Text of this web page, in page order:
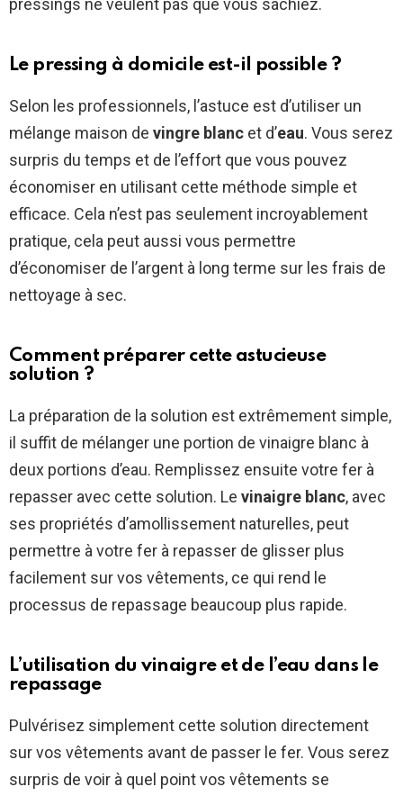
pressings ne veulent pas que vous sachiez.
Le pressing à domicile est-il possible ?
Selon les professionnels, l’astuce est d’utiliser un
mélange maison de vingre blanc et d’eau. Vous serez
surpris du temps et de l’effort que vous pouvez
économiser en utilisant cette méthode simple et
efficace. Cela n’est pas seulement incroyablement
pratique, cela peut aussi vous permettre
d’économiser de l’argent à long terme sur les frais de
nettoyage à sec.
Comment préparer cette astucieuse
solution ?
La préparation de la solution est extrêmement simple,
il suffit de mélanger une portion de vinaigre blanc à
deux portions d’eau. Remplissez ensuite votre fer à
repasser avec cette solution. Le vinaigre blanc, avec
ses propriétés d’amollissement naturelles, peut
permettre à votre fer à repasser de glisser plus
facilement sur vos vêtements, ce qui rend le
processus de repassage beaucoup plus rapide.
L’utilisation du vinaigre et de l’eau dans le
repassage
Pulvérisez simplement cette solution directement
sur vos vêtements avant de passer le fer. Vous serez
surpris de voir à quel point vos vêtements se